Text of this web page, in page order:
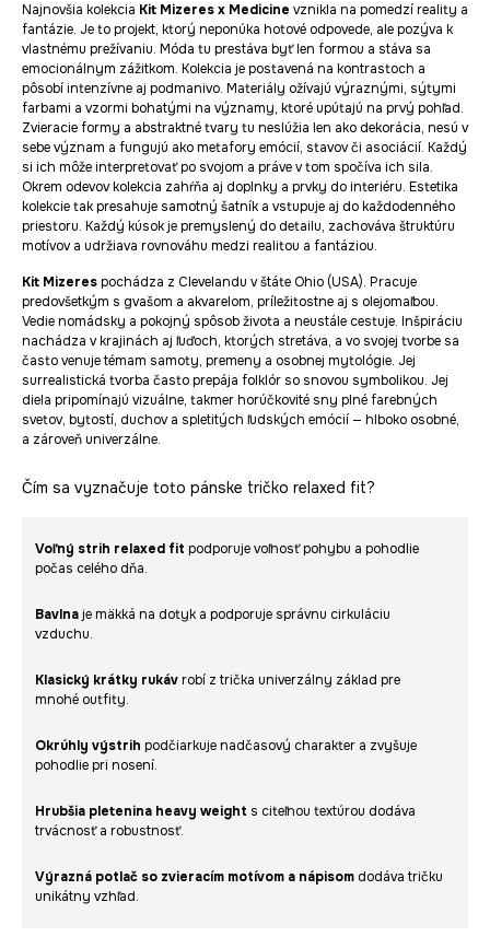
Najnovšia kolekcia Kit Mizeres x Medicine vznikla na pomedzí reality a
fantázie. Je to projekt, ktorý neponúka hotové odpovede, ale pozýva k
vlastnému prežívaniu. Móda tu prestáva byť len formou a stáva sa
emocionálnym zážitkom. Kolekcia je postavená na kontrastoch a
pôsobí intenzívne aj podmanivo. Materiály ožívajú výraznými, sýtymi
farbami a vzormi bohatými na významy, ktoré upútajú na prvý pohľad.
Zvieracie formy a abstraktné tvary tu neslúžia len ako dekorácia, nesú v
sebe význam a fungujú ako metafory emócií, stavov či asociácií. Každý
si ich môže interpretovať po svojom a práve v tom spočíva ich sila.
Okrem odevov kolekcia zahŕňa aj doplnky a prvky do interiéru. Estetika
kolekcie tak presahuje samotný šatník a vstupuje aj do každodenného
priestoru. Každý kúsok je premyslený do detailu, zachováva štruktúru
motívov a udržiava rovnováhu medzi realitou a fantáziou.
Kit Mizerespochádza z Clevelandu v štáte Ohio (USA). Pracuje
predovšetkým s gvašom a akvarelom, príležitostne aj s olejomaľbou.
Vedie nomádsky a pokojný spôsob života a neustále cestuje. Inšpiráciu
nachádza v krajinách aj ľuďoch, ktorých stretáva, a vo svojej tvorbe sa
často venuje témam samoty, premeny a osobnej mytológie. Jej
surrealistická tvorba často prepája folklór so snovou symbolikou. Jej
diela pripomínajú vizuálne, takmer horúčkovité sny plné farebných
svetov, bytostí, duchov a spletitých ľudských emócií — hlboko osobné,
a zároveň univerzálne.
Čím sa vyznačuje toto pánske tričko relaxed fit?
Voľný strih relaxed fit podporuje voľnosť pohybu a pohodlie
počas celého dňa.
Bavlnaje mäkká na dotyk a podporuje správnu cirkuláciu
vzduchu.
Klasický krátky rukáv robí z trička univerzálny základ pre
mnohé outfity.
Okrúhly výstrih podčiarkuje nadčasový charakter a zvyšuje
pohodlie pri nosení.
Hrubšia pletenina heavy weight s citeľnou textúrou dodáva
trvácnosť a robustnosť.
Výrazná potlač so zvieracím motívom a nápisom dodáva tričku
unikátny vzhľad.